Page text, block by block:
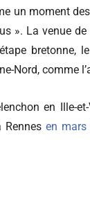
un moment
». La venue
bretonne,
Nord, comme
en Ille-
Rennes en mars